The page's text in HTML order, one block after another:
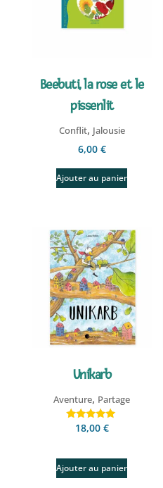
Beebuti, la rose et le
pissenlit
Conflit, Jalousie
6,00 €
Ajouter au panier
Unikarb
Aventure, Partage
Note
18,00 €
Ajouter au panier